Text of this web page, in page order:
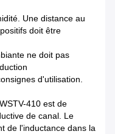
Une distance au
doit être
ne doit pas
d'utilisation.
410 est de
de canal. Le
de l'inductance dans la